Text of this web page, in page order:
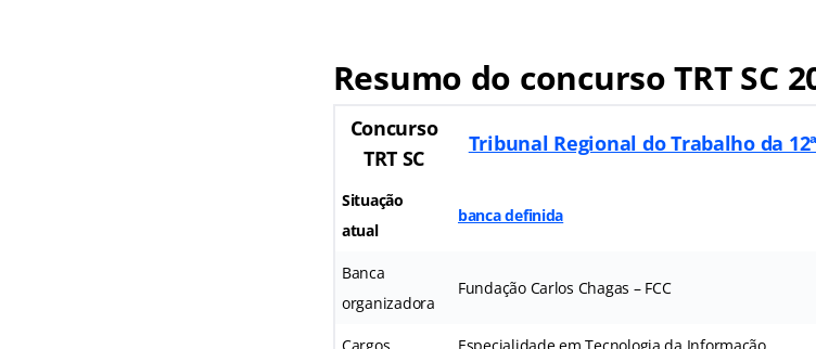
Resumo do concurso TRT SC
Concurso
TRT SC
Tribunal Regional do Trabalho da
Situação
atual
banca definida
Banca
organizadora
Fundação Carlos Chagas – FCC